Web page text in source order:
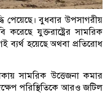
পেয়েছে। বুধবার উপসাগরীয়
যুক্তরাষ্ট্রের সামরিক
ব্যর্থ হয়েছে অথবা প্রতিরোধ
সামরিক উত্তেজনা কমার
পরিস্থিতিকে আরও জটিল